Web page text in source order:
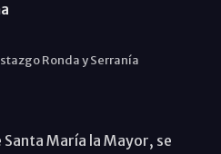
Ronda y Serraní­a
Santa María la Mayor, se